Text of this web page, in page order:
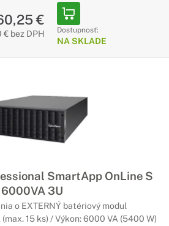
€
€ bez DPH Dostupnosť:
NA SKLADE
SmartApp OnLine S
6000VA 3U
o EXTERNÝ batériový modul
15 ks) / Výkon: 6000 VA (5400 W)